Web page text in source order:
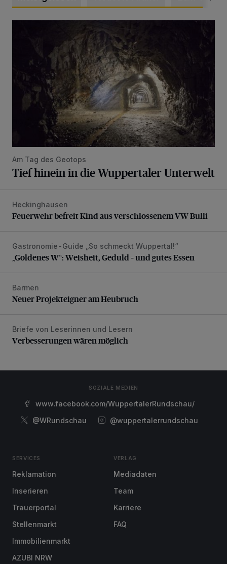
Am Tag des Geotops
Tief hinein in die Wuppertaler Unterwelt
Feuerwehr befreit Kind aus verschlossenem VW Bulli
Heckinghausen
Feuerwehr befreit Kind aus verschlossenem VW Bulli
„Goldenes W“: Weisheit, Geduld – und gutes Essen
Gastronomie-Guide „So schmeckt Wuppertal!“
„Goldenes W“: Weisheit, Geduld – und gutes Essen
Neuer Projekteigner am Heubruch
Barmen
Neuer Projekteigner am Heubruch
Verbesserungen wären möglich
Briefe von Leserinnen und Lesern
Verbesserungen wären möglich
SOZIALE MEDIEN
www.facebook.com/WuppertalerRundschau/
@WRundschau
@wuppertalerrundschau
SERVICES
Reklamation
Inserieren
Trauerportal
Stellenmarkt
Immobilienmarkt
AZUBI NRW
VERLAG
Mediadaten
Team
Karriere
FAQ